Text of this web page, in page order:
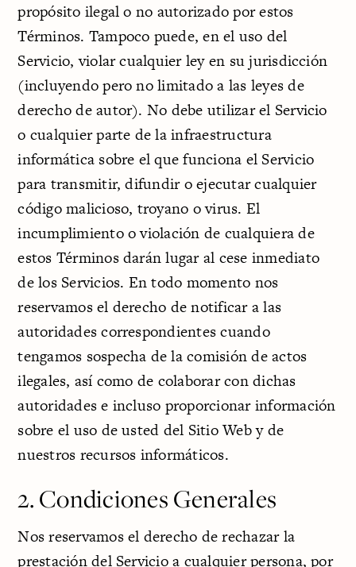
propósito ilegal o no autorizado por estos
Términos. Tampoco puede, en el uso del
Servicio, violar cualquier ley en su jurisdicción
(incluyendo pero no limitado a las leyes de
derecho de autor). No debe utilizar el Servicio
o cualquier parte de la infraestructura
informática sobre el que funciona el Servicio
para transmitir, difundir o ejecutar cualquier
código malicioso, troyano o virus. El
incumplimiento o violación de cualquiera de
estos Términos darán lugar al cese inmediato
de los Servicios. En todo momento nos
reservamos el derecho de notificar a las
autoridades correspondientes cuando
tengamos sospecha de la comisión de actos
ilegales, así como de colaborar con dichas
autoridades e incluso proporcionar información
sobre el uso de usted del Sitio Web y de
nuestros recursos informáticos.
2. Condiciones Generales
Nos reservamos el derecho de rechazar la
prestación del Servicio a cualquier persona, por